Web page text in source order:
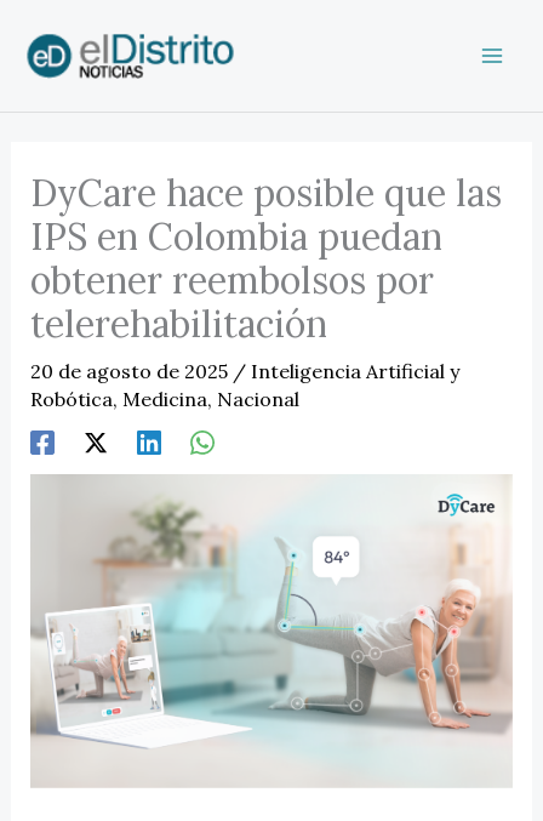
contenido
DyCare hace posible que las
IPS en Colombia puedan
obtener reembolsos por
telerehabilitación
20 de agosto de 2025 / Inteligencia Artificial y
Robótica, Medicina, Nacional